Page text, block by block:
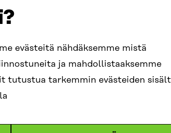
evästeitä nähdäksemme mistä
ja mahdollistaaksemme
tutustua tarkemmin evästeiden